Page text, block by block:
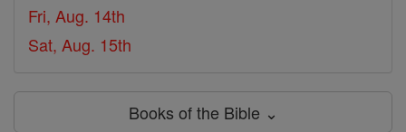
Fri, Aug. 14th
Sat, Aug. 15th
Books of the Bible ⌄